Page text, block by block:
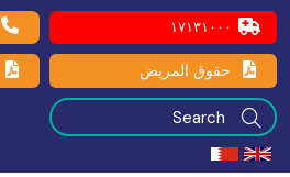
١٧١٣١٠٠٠
حقوق المريض